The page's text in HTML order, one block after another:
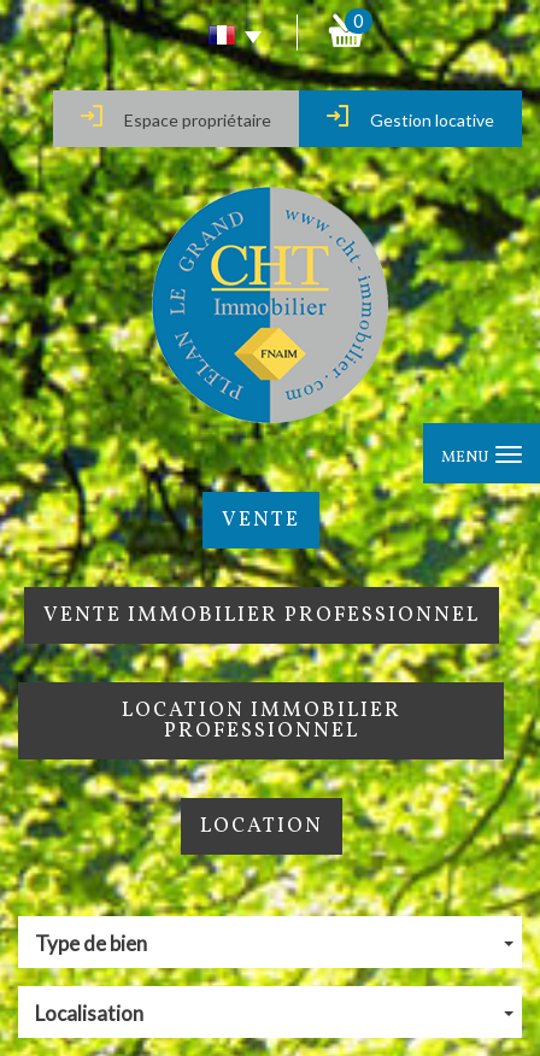
0
Gestion locative
Espace propriétaire
MENU
VENTE
VENTE IMMOBILIER PROFESSIONNEL
LOCATION IMMOBILIER
PROFESSIONNEL
LOCATION
Type de bien
Localisation